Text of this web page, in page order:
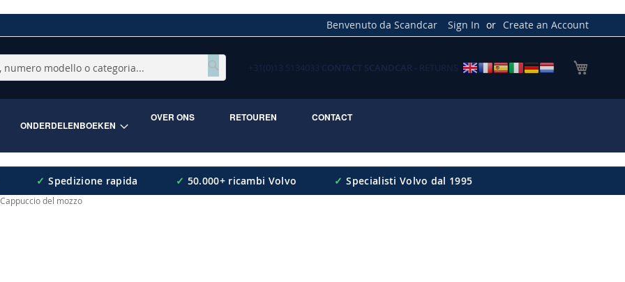
Benvenuto da Scandcar Sign In Create an Account
Cerca
+31(0)13 5134033 CONTACT SCANDCAR - RETURNS
ONDERDELENBOEKEN
OVER ONS RETOUREN CONTACT
✓ Spedizione rapida ✓ 50.000+ ricambi Volvo ✓ Specialisti Volvo dal 1995
Cappuccio del mozzo